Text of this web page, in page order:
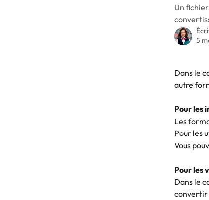
Un
5
Dans le
autre
Pour les
Les
Pour les
Vous
Pour les
Dans le
convertir